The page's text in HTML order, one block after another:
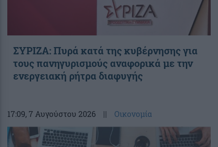
ΣΥΡΙΖΑ: Πυρά κατά της κυβέρνησης για
τους πανηγυρισμούς αναφορικά με την
ενεργειακή ρήτρα διαφυγής
17:09, 7 Αυγούστου 2026 || Οικονομία